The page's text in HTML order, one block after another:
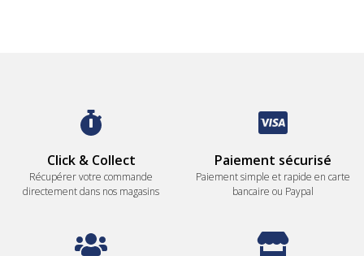
Click & Collect
Récupérer votre commande
directement dans nos magasins
Paiement sécurisé
Paiement simple et rapide en carte
bancaire ou Paypal